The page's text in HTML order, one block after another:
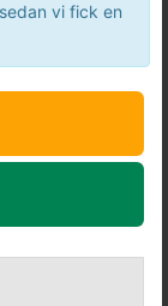
vi fick en